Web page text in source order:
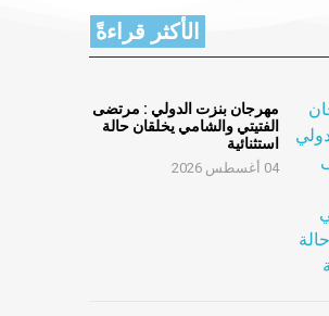
الأكثر قراءةً
مهرجان بنزت الدولي : مرتضى
الفتيتي والشامي يخلقان حالة
استثنائية
04 أغسطس 2026